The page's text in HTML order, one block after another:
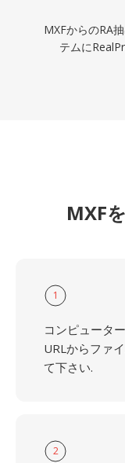
MXFからのRA
テムに
MXF
1
コンピュータ
URLからファ
て下さい.
2